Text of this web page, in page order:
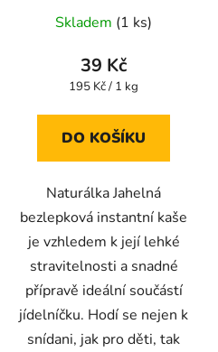
kaše 200g
Skladem (1 ks)
39 Kč
Měrná
195 Kč / 1 kg
DO KOŠÍKU
Naturálka Jahelná
bezlepková instantní kaše
je vzhledem k její lehké
stravitelnosti a snadné
přípravě ideální součástí
jídelníčku. Hodí se nejen k
snídani, jak pro děti, tak